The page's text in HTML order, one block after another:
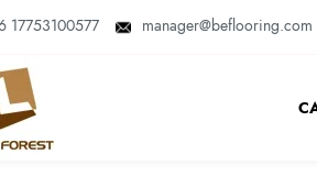
17753100577 manager@beflooring.com